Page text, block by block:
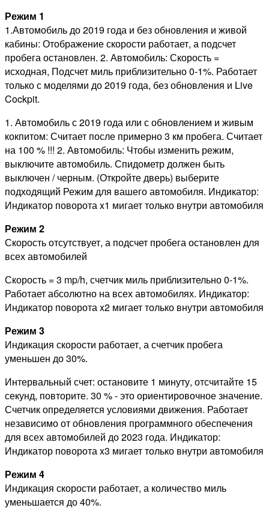
Режим 1
1.Автомобиль до 2019 года и без обновления и живой
кабины: Отображение скорости работает, а подсчет
пробега остановлен. 2. Автомобиль: Скорость =
исходная, Подсчет миль приблизительно 0-1%. Работает
только с моделями до 2019 года, без обновления и Live
Cockpit.
1. Автомобиль с 2019 года или с обновлением и живым
кокпитом: Считает после примерно 3 км пробега. Считает
на 100 % !!! 2. Автомобиль: Чтобы изменить режим,
выключите автомобиль. Спидометр должен быть
выключен / черным. (Откройте дверь) выберите
подходящий Режим для вашего автомобиля. Индикатор:
Индикатор поворота x1 мигает только внутри автомобиля
Режим 2
Скорость отсутствует, а подсчет пробега остановлен для
всех автомобилей
Скорость = 3 mp/h, счетчик миль приблизительно 0-1%.
Работает абсолютно на всех автомобилях. Индикатор:
Индикатор поворота x2 мигает только внутри автомобиля
Режим 3
Индикация скорости работает, а счетчик пробега
уменьшен до 30%.
Интервальный счет: остановите 1 минуту, отсчитайте 15
секунд, повторите. 30 % - это ориентировочное значение.
Счетчик определяется условиями движения. Работает
независимо от обновления программного обеспечения
для всех автомобилей до 2023 года. Индикатор:
Индикатор поворота x3 мигает только внутри автомобиля
Режим 4
Индикация скорости работает, а количество миль
уменьшается до 40%.